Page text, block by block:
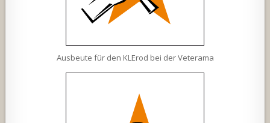
Ausbeute für den KLErod bei der Veterama